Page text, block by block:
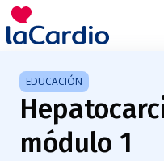
Nota:
este
sitio
web
incluyeEDUCACIÓN
módulo 1